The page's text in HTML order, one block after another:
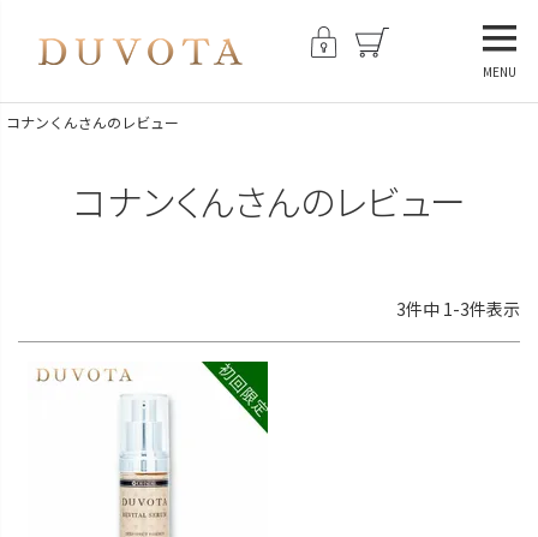
MENU
コナンくんさんのレビュー
コナンくんさんのレビュー
3件中 1-3件表示